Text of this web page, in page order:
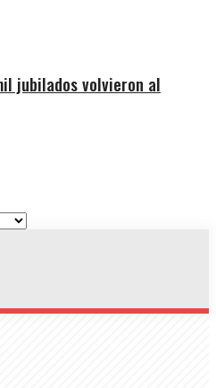
jubilados volvieron al